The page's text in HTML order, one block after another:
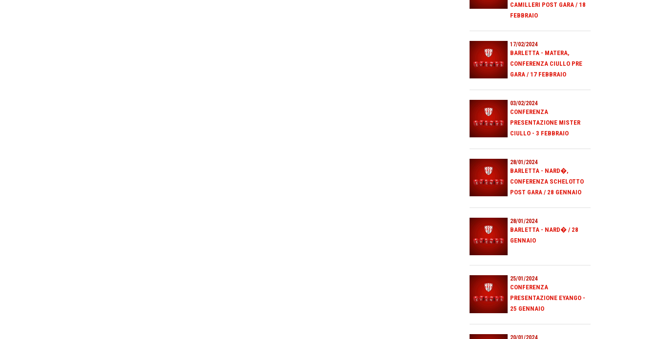
CAMILLERI POST GARA / 18
FEBBRAIO
17/02/2024
BARLETTA - MATERA,
CONFERENZA CIULLO PRE
GARA / 17 FEBBRAIO
03/02/2024
CONFERENZA
PRESENTAZIONE MISTER
CIULLO - 3 FEBBRAIO
28/01/2024
BARLETTA - NARD�,
CONFERENZA SCHELOTTO
POST GARA / 28 GENNAIO
28/01/2024
BARLETTA - NARD� / 28
GENNAIO
25/01/2024
CONFERENZA
PRESENTAZIONE EYANGO -
25 GENNAIO